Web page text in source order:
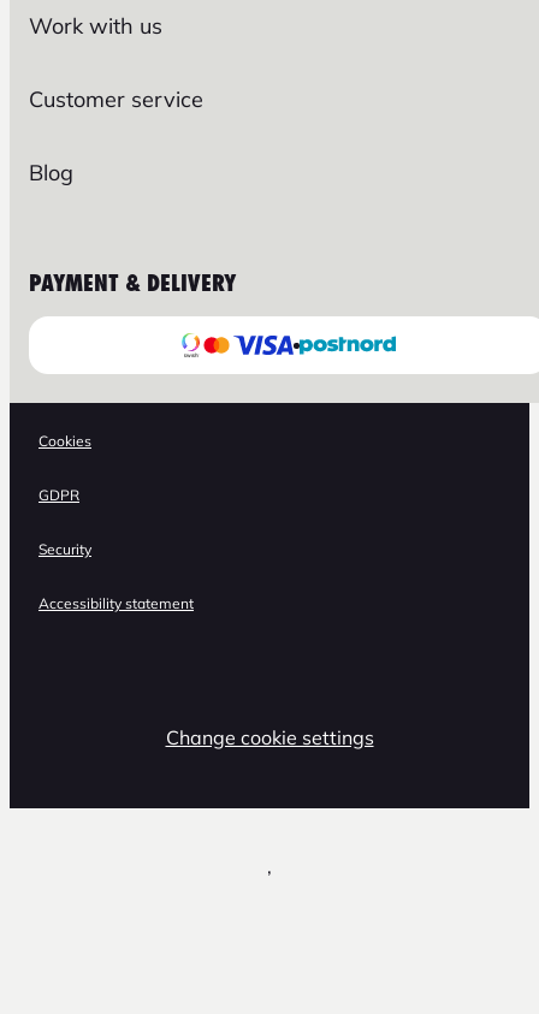
Work with us
Customer service
Blog
PAYMENT & DELIVERY
Cookies
GDPR
Security
Accessibility statement
Change cookie settings
,